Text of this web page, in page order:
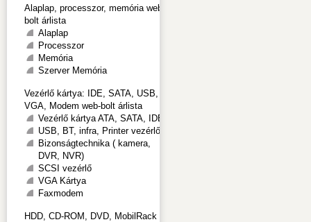
Alaplap, processzor, memória web-
bolt árlista
Alaplap
Processzor
Memória
Szerver Memória
Vezérlő kártya: IDE, SATA, USB,
VGA, Modem web-bolt árlista
Vezérlő kártya ATA, SATA, IDE
USB, BT, infra, Printer vezérlő
Bizonságtechnika ( kamera,
DVR, NVR)
SCSI vezérlő
VGA Kártya
Faxmodem
HDD, CD-ROM, DVD, MobilRack